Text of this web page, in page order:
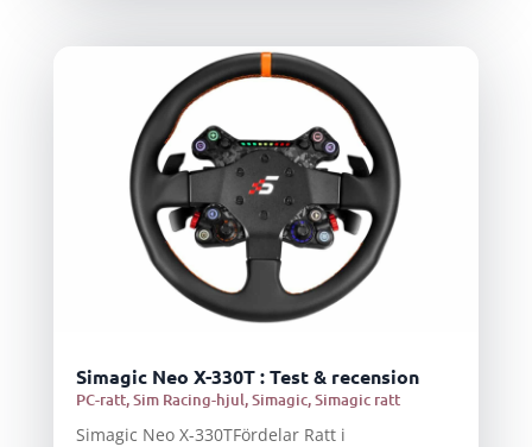
Simagic Neo X-330T : Test & recension
PC-ratt,Sim Racing-hjul,Simagic,Simagic ratt
Simagic Neo X-330TFördelar Ratt i